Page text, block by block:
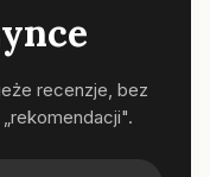
recenzje, bez